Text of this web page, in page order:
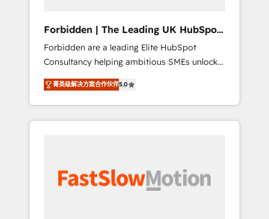
B2B, Immobilier, Viticulture, Finance. 🚀 Nos
livrables : migration sécurisée,
implémentation Marketing + Sales + Service
Hub, synchronisation ERP ↔ HubSpot temps
réel, formation équipes. 🏆 +350 projets
livrés. Accrédités HubSpot CRM
Implementation, Data Migration & Custom
Forbidden | The Leading UK HubSpot
Consultancy
Forbidden are a leading Elite HubSpot
Consultancy helping ambitious SMEs unlock
the full potential of HubSpot. Too many
businesses invest in HubSpot but never see
the ROI they expected due to poor adoption,
messy data, and disconnected teams getting
so it actually drives revenue, not just reports
菁英级解决方案合作伙伴5.0